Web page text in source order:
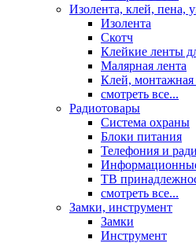
Изолента, клей, пена,
Изолента
Скотч
Клейкие ленты
Малярная лента
Клей, монтажная
смотреть все...
Радиотовары
Система охраны
Блоки питания
Телефония и
ТВ
смотреть все...
Замки, инструмент
Замки
Инструмент